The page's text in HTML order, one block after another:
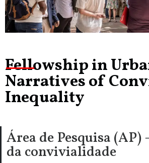
Fellowship in
Narratives of
Inequality
Área de Pesquisa
da convivialidade